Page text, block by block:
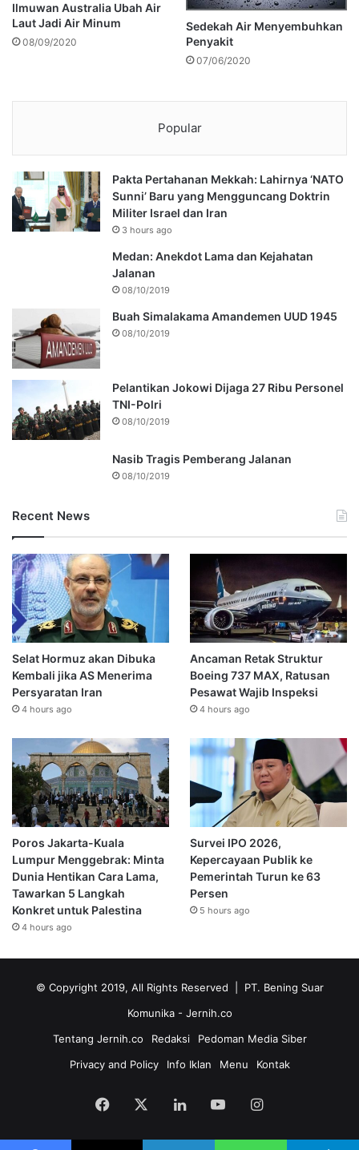
Ilmuwan Australia Ubah Air
Laut Jadi Air Minum
08/09/2020
Sedekah Air Menyembuhkan
Penyakit
07/06/2020
Popular
Pakta Pertahanan Mekkah: Lahirnya ‘NATO
Sunni’ Baru yang Mengguncang Doktrin
Militer Israel dan Iran
3 hours ago
Medan: Anekdot Lama dan Kejahatan
Jalanan
08/10/2019
Buah Simalakama Amandemen UUD 1945
08/10/2019
Pelantikan Jokowi Dijaga 27 Ribu Personel
TNI-Polri
08/10/2019
Nasib Tragis Pemberang Jalanan
08/10/2019
Recent News
Selat Hormuz akan Dibuka
Kembali jika AS Menerima
Persyaratan Iran
4 hours ago
Ancaman Retak Struktur
Boeing 737 MAX, Ratusan
Pesawat Wajib Inspeksi
4 hours ago
Poros Jakarta-Kuala
Lumpur Menggebrak: Minta
Dunia Hentikan Cara Lama,
Tawarkan 5 Langkah
Konkret untuk Palestina
4 hours ago
Survei IPO 2026,
Kepercayaan Publik ke
Pemerintah Turun ke 63
Persen
5 hours ago
© Copyright 2019, All Rights Reserved | PT. Bening Suar
Komunika - Jernih.co
Tentang Jernih.co
Redaksi
Pedoman Media Siber
Privacy and Policy
Info Iklan Menu Kontak
Facebook LinkedInYouTubeInstagram